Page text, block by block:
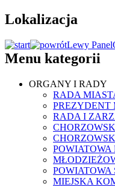
Lokalizacja
Lewy Panel
Menu kategorii
ORGANY I RADY
RADA
PREZYDENT
RADA I
MIEJSKA